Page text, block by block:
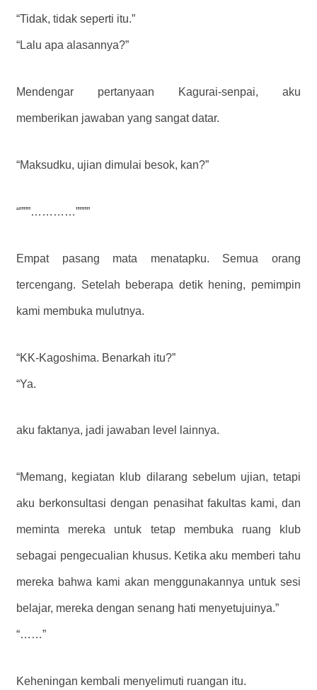
“Tidak, tidak seperti itu.”
“Lalu apa alasannya?”
Mendengar pertanyaan Kagurai-senpai, aku
memberikan jawaban yang sangat datar.
“Maksudku, ujian dimulai besok, kan?”
“”””…………””””
Empat pasang mata menatapku. Semua orang
tercengang. Setelah beberapa detik hening, pemimpin
kami membuka mulutnya.
“KK-Kagoshima. Benarkah itu?”
“Ya.
aku faktanya, jadi jawaban level lainnya.
“Memang, kegiatan klub dilarang sebelum ujian, tetapi
aku berkonsultasi dengan penasihat fakultas kami, dan
meminta mereka untuk tetap membuka ruang klub
sebagai pengecualian khusus. Ketika aku memberi tahu
mereka bahwa kami akan menggunakannya untuk sesi
belajar, mereka dengan senang hati menyetujuinya.”
“……”
Keheningan kembali menyelimuti ruangan itu.